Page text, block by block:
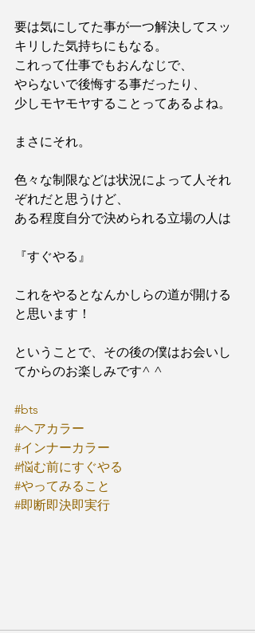
要は気にしてた事が一つ解決してスッ
キリした気持ちにもなる。
これって仕事でもおんなじで、
やらないで後悔する事だったり、
少しモヤモヤすることってあるよね。
まさにそれ。
色々な制限などは状況によって人それ
ぞれだと思うけど、
ある程度自分で決められる立場の人は
『すぐやる』
これをやるとなんかしらの道が開ける
と思います！
ということで、その後の僕はお会いし
てからのお楽しみです^ ^
#bts
#ヘアカラー
#インナーカラー
#悩む前にすぐやる
#やってみること
#即断即決即実行